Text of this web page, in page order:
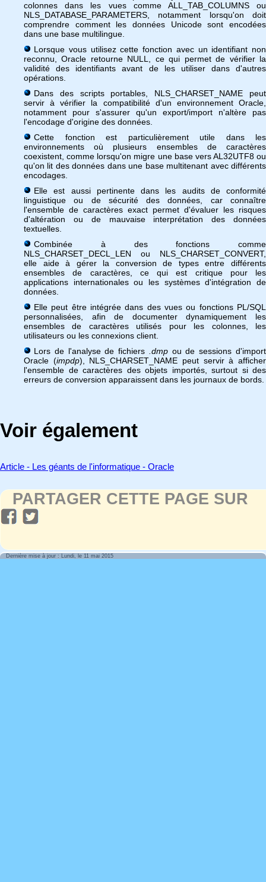
colonnes dans les vues comme ALL_TAB_COLUMNS ou
NLS_DATABASE_PARAMETERS, notamment lorsqu'on doit
comprendre comment les données Unicode sont encodées
dans une base multilingue.
Lorsque vous utilisez cette fonction avec un identifiant non
reconnu, Oracle retourne NULL, ce qui permet de vérifier la
validité des identifiants avant de les utiliser dans d'autres
opérations.
Dans des scripts portables, NLS_CHARSET_NAME peut
servir à vérifier la compatibilité d'un environnement Oracle,
notamment pour s'assurer qu'un export/import n'altère pas
l'encodage d'origine des données.
Cette fonction est particulièrement utile dans les
environnements où plusieurs ensembles de caractères
coexistent, comme lorsqu'on migre une base vers AL32UTF8 ou
qu'on lit des données dans une base multitenant avec différents
encodages.
Elle est aussi pertinente dans les audits de conformité
linguistique ou de sécurité des données, car connaître
l'ensemble de caractères exact permet d'évaluer les risques
d'altération ou de mauvaise interprétation des données
textuelles.
Combinée à des fonctions comme
NLS_CHARSET_DECL_LEN ou NLS_CHARSET_CONVERT,
elle aide à gérer la conversion de types entre différents
ensembles de caractères, ce qui est critique pour les
applications internationales ou les systèmes d'intégration de
données.
Elle peut être intégrée dans des vues ou fonctions PL/SQL
personnalisées, afin de documenter dynamiquement les
ensembles de caractères utilisés pour les colonnes, les
utilisateurs ou les connexions client.
Lors de l'analyse de fichiers
.dmpou de sessions d'import
Oracle (impdp), NLS_CHARSET_NAME peut servir à afficher
l'ensemble de caractères des objets importés, surtout si des
erreurs de conversion apparaissent dans les journaux de bords.
Voir également
Article - Les géants de l'informatique - Oracle
PARTAGER CETTE PAGE SUR
Dernière mise à jour : Lundi, le 11 mai 2015